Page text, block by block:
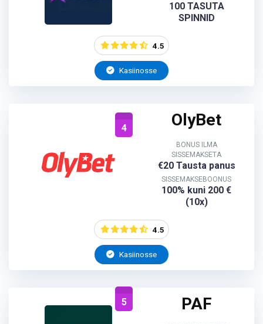
100 TASUTA
SPINNID
4.5
Kasiinosse
4 OlyBet
BONUS ILMA
SISSEMAKSETA
€20 Tausta panus
SISSEMAKSEBOONUS
100% kuni 200 €
(10x)
4.5
Kasiinosse
5 PAF